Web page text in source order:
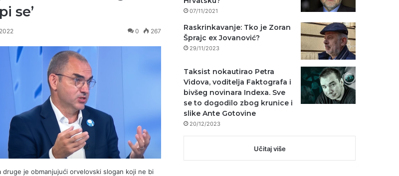
se’
0 267
druge je obmanjujući orvelovski slogan koji ne bi
07/11/2021
Raskrinkavanje: Tko je Zoran
Šprajc ex Jovanović?
29/11/2023
Taksist nokautirao Petra
Vidova, voditelja Faktografa i
bivšeg novinara Indexa. Sve
se to dogodilo zbog krunice i
slike Ante Gotovine
20/12/2023
Učitaj više